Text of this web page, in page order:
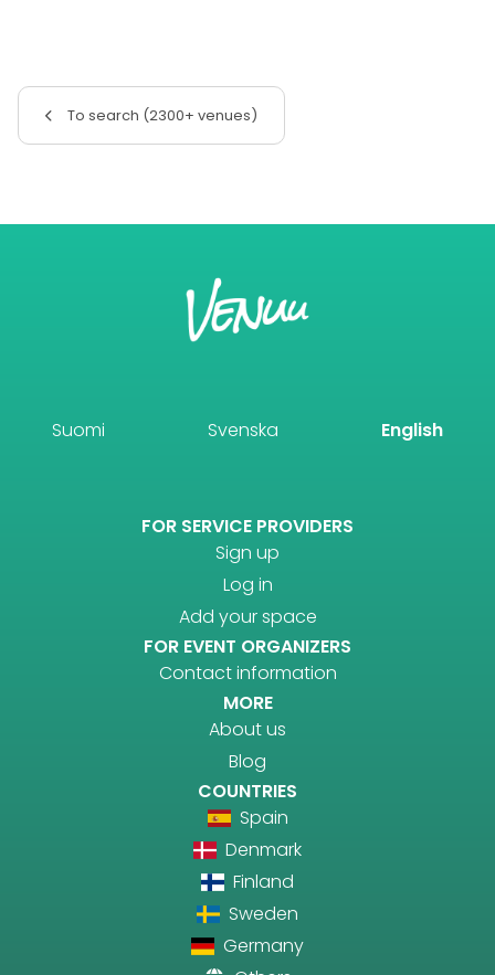
To search (2300+ venues)
Suomi Svenska English
FOR SERVICE PROVIDERS
Sign up
Log in
Add your space
FOR EVENT ORGANIZERS
Contact information
MORE
About us
Blog
COUNTRIES
Spain
Denmark
Finland
Sweden
Germany